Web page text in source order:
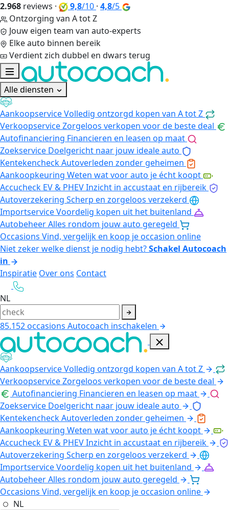
2.968 reviews · 9,8/10 · 4,8/5
Ontzorging van A tot Z
Jouw eigen team van auto-experts
Elke auto binnen bereik
Verdient zich dubbel en dwars terug
Alle diensten
AankoopserviceVolledig ontzorgd kopen van A tot Z
VerkoopserviceZorgeloos verkopen voor de beste deal
Autofinanciering Financieren en leasen op maat
Zoekservice Doelgericht naar jouw ideale auto
KentekencheckAutoverleden zonder geheimen
Aankoopkeuring Weten wat voor auto je écht koopt
Accucheck EV & PHEVInzicht in accustaat en rijbereik
Autoverzekering Scherp en zorgeloos verzekerd
ImportserviceVoordelig kopen uit het buitenland
AutobeheerAlles rondom jouw auto geregeld
Occasions Vind, vergelijk en koop je occasion online
Niet zeker welke dienst je nodig hebt?Schakel Autocoach
in
Inspiratie Over ons Contact
NL
85.152occasions Autocoach inschakelen
AankoopserviceVolledig ontzorgd kopen van A tot Z
VerkoopserviceZorgeloos verkopen voor de beste deal
Autofinanciering Financieren en leasen op maat
Zoekservice Doelgericht naar jouw ideale auto
KentekencheckAutoverleden zonder geheimen
Aankoopkeuring Weten wat voor auto je écht koopt
Accucheck EV & PHEVInzicht in accustaat en rijbereik
Autoverzekering Scherp en zorgeloos verzekerd
ImportserviceVoordelig kopen uit het buitenland
AutobeheerAlles rondom jouw auto geregeld
Occasions Vind, vergelijk en koop je occasion online
NL